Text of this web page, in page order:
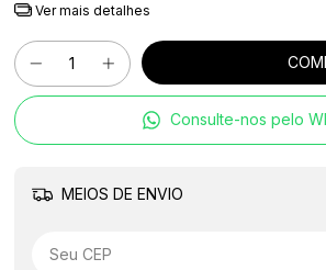
Ver mais detalhes
Consulte-nos pelo
MEIOS DE ENVIO